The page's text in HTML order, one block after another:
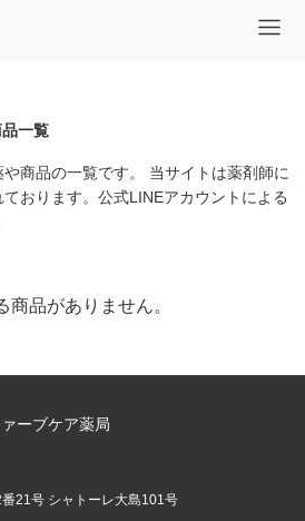
一覧
や商品の一覧です。 当サイトは薬剤師に
おります。公式LINEアカウントによる
商品がありません。
ーブケア薬局
21号 シャトーレ大島101号